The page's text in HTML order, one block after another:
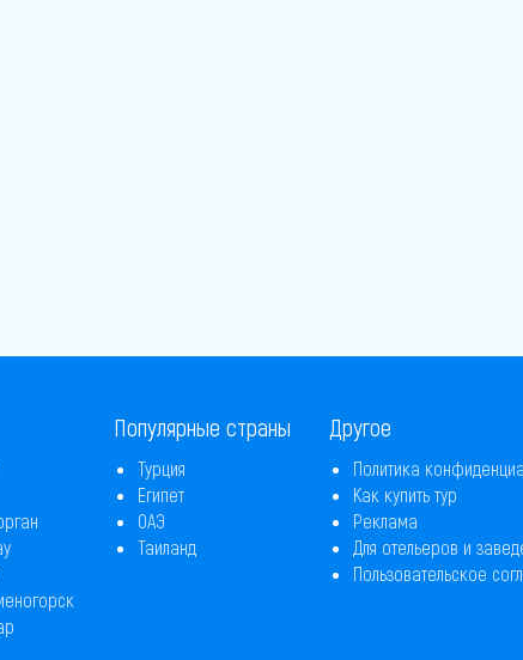
Популярные страны
Турция
Египет
ОАЭ
Таиланд
Другое
Политика
Как купить тур
Реклама
Для отельеров и
Пользовательское